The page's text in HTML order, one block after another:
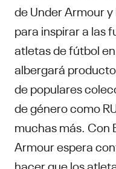
de Under Armour
para inspirar a las
atletas de fútbol
albergará
de populares
de género como
muchas más. Con
Armour espera
hacer que los